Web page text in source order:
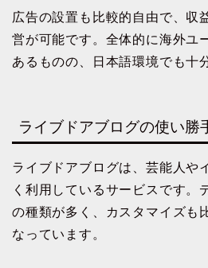
広告の設置も比較的自由で、収
営が可能です。全体的に海外ユ
あるものの、日本語環境でも十
ライブドアブログの使い勝
ライブドアブログは、芸能人や
く利用しているサービスです。
の種類が多く、カスタマイズも
なっています。